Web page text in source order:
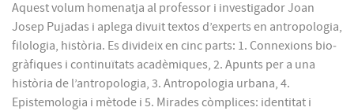
Aquest volum homenatja al professor i investigador Joan
Josep Pujadas i aplega divuit textos d’experts en antropologia,
filologia, història. Es divideix en cinc parts: 1. Connexions bio­
gràfiques i continuïtats acadèmiques, 2. Apunts per a una
història de l’antropologia, 3. Antropologia urbana, 4.
Epistemologia i mètode i 5. Mirades còmplices: identitat i